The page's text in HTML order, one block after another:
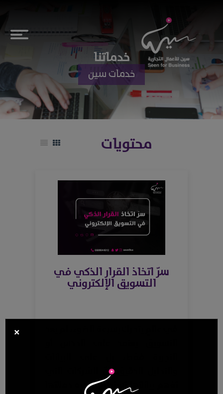
×
خدماتنا
خدمات سين
محتويات
سرّ اتخاذ القرار الذكي في
التسويق الإلكتروني
والتحليل الدقيق. إنّ الشركات التي
تفهم بياناتها تستطيع توجيه حملاتها